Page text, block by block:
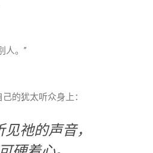
人。”
的犹太听众身上：
祂的声音，